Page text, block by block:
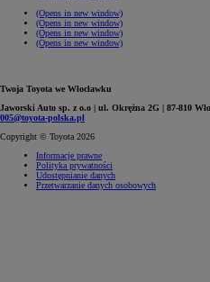
(Opens in new window)
(Opens in new window)
(Opens in new window)
(Opens in new window)
Twoja Toyota we Włocławku
Jaworski Auto sp. z o.o | ul. Okrężna 2G | 87-810
005@toyota-polska.pl
Copyright © Toyota 2026
Informacje prawne
Polityka prywatności
Udostępnianie danych
Przetwarzanie danych osobowych